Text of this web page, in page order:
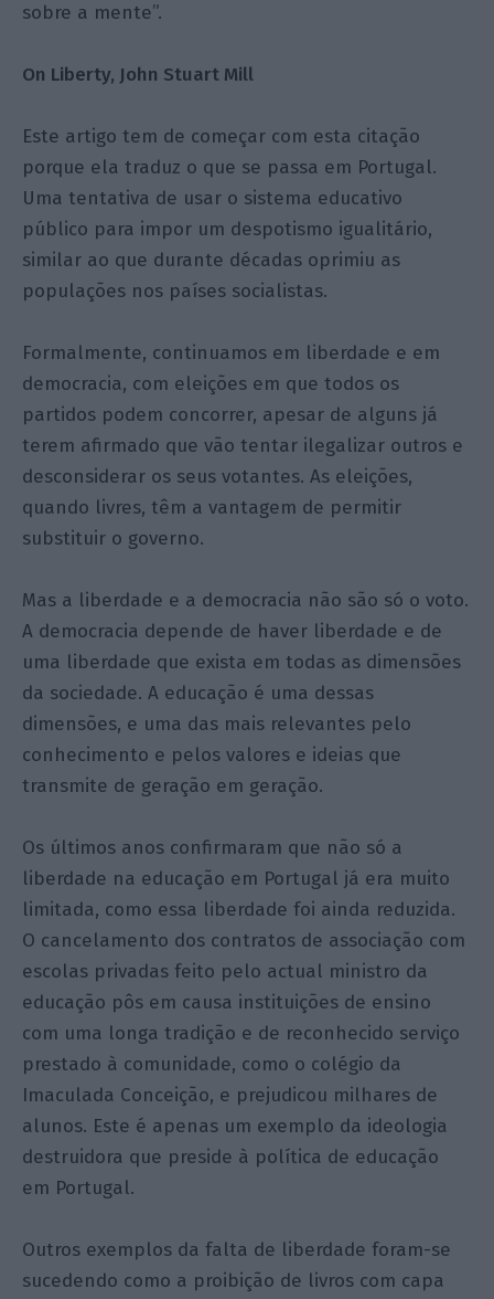
sobre a mente”.
On Liberty, John Stuart Mill
Este artigo tem de começar com esta citação
porque ela traduz o que se passa em Portugal.
Uma tentativa de usar o sistema educativo
público para impor um despotismo igualitário,
similar ao que durante décadas oprimiu as
populações nos países socialistas.
Formalmente, continuamos em liberdade e em
democracia, com eleições em que todos os
partidos podem concorrer, apesar de alguns já
terem afirmado que vão tentar ilegalizar outros e
desconsiderar os seus votantes. As eleições,
quando livres, têm a vantagem de permitir
substituir o governo.
Mas a liberdade e a democracia não são só o voto.
A democracia depende de haver liberdade e de
uma liberdade que exista em todas as dimensões
da sociedade. A educação é uma dessas
dimensões, e uma das mais relevantes pelo
conhecimento e pelos valores e ideias que
transmite de geração em geração.
Os últimos anos confirmaram que não só a
liberdade na educação em Portugal já era muito
limitada, como essa liberdade foi ainda reduzida.
O cancelamento dos contratos de associação com
escolas privadas feito pelo actual ministro da
educação pôs em causa instituições de ensino
com uma longa tradição e de reconhecido serviço
prestado à comunidade, como o colégio da
Imaculada Conceição, e prejudicou milhares de
alunos. Este é apenas um exemplo da ideologia
destruidora que preside à política de educação
em Portugal.
Outros exemplos da falta de liberdade foram-se
sucedendo como a proibição de livros com capa